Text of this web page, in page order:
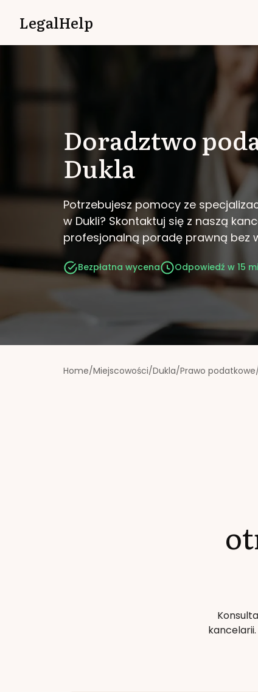
LegalHelp
Doradztwo
Dukla
Potrzebujesz pomocy ze
w Dukli? Skontaktuj się z naszą
profesjonalną poradę prawną bez
Bezpłatna wycena Odpowiedź w 15
Home/Miejscowości/Dukla/Prawo podatkowe